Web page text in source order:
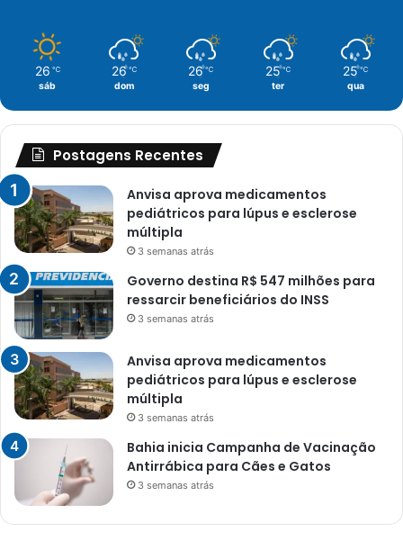
26 ℃
sáb
26 ℃
dom
26 ℃
seg
25 ℃
ter
25 ℃
qua
Postagens Recentes
Anvisa aprova medicamentos
pediátricos para lúpus e esclerose
múltipla
3 semanas atrás
Governo destina R$ 547 milhões para
ressarcir beneficiários do INSS
3 semanas atrás
Anvisa aprova medicamentos
pediátricos para lúpus e esclerose
múltipla
3 semanas atrás
Bahia inicia Campanha de Vacinação
Antirrábica para Cães e Gatos
3 semanas atrás